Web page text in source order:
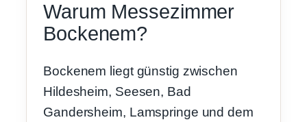
Warum Messezimmer
Bockenem?
Bockenem liegt günstig zwischen
Hildesheim, Seesen, Bad
Gandersheim, Lamspringe und dem